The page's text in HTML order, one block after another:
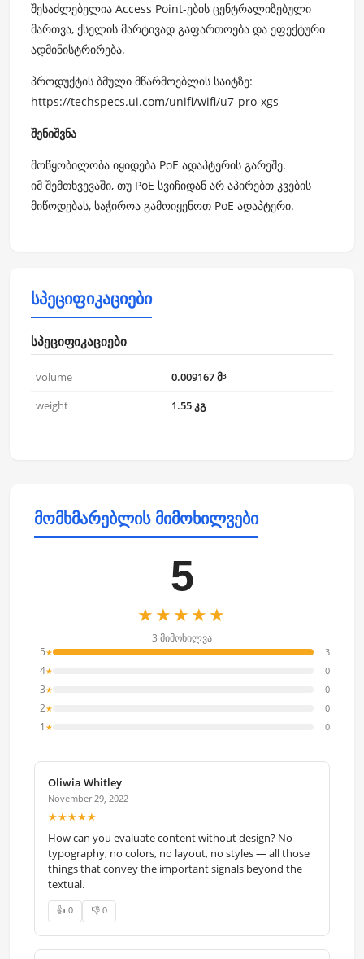
შესაძლებელია Access Point-ების ცენტრალიზებული
მართვა, ქსელის მარტივად გაფართოება და ეფექტური
ადმინისტრირება.
პროდუქტის ბმული მწარმოებლის საიტზე:
https://techspecs.ui.com/unifi/wifi/u7-pro-xgs
შენიშვნა
მოწყობილობა იყიდება PoE ადაპტერის გარეშე.
იმ შემთხვევაში, თუ PoE სვიჩიდან არ აპირებთ კვების
მიწოდებას, საჭიროა გამოიყენოთ PoE ადაპტერი.
სპეციფიკაციები
სპეციფიკაციები
volume
0.009167 მ³
weight
1.55 კგ
მომხმარებლის მიმოხილვები
5
★★★★★
3 მიმოხილვა
5★ 3
4★ 0
3★ 0
2★ 0
1 ★ 0
Oliwia Whitley
November 29, 2022
★★★★★
How can you evaluate content without design? No
typography, no colors, no layout, no styles — all those
things that convey the important signals beyond the
textual.
👍 0 👎 0